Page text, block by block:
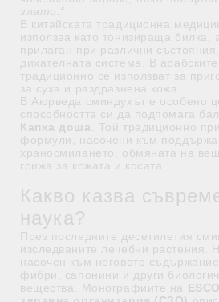
злато.“
В китайската традиционна
използва като тонизираща билка,
прилаган при различни
дихателната система. В
традиционно се използват за
за суха и раздразнена кожа.
В Аюрведа сминдухът е особено
способността си да подпомага
Капха доша
. Той традиционно
формули, насочени към
храносмилането, обмяната на
грижа за кожата и косата.
Какво казва
наука?
През последните десетилетия
изследваните лечебни растения.
насочен към неговото
фибри, сапонини и други
вещества. Монографиите на